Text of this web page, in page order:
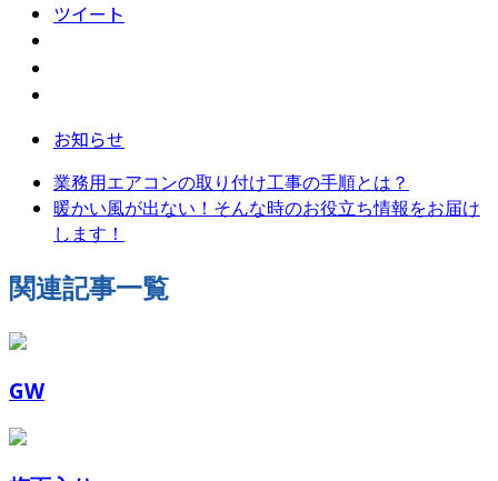
ツイート
お知らせ
業務用エアコンの取り付け工事の手順とは？
暖かい風が出ない！そんな時のお役立ち情報をお届け
します！
関連記事一覧
GW